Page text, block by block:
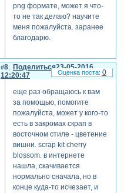
png формате, может я что-
то не так делаю? научите
меня пожалуйста. заранее
благодарю.
Поделиться
8
23-05-2016
12:20:47
еще раз обращаюсь к вам
за помощью, помогите
пожалуйста, может у кого-то
есть в закромах скрап в
восточном стиле - цветение
вишни. scrap kit cherry
blossom. в интернете
нашла, скачивается
нормально сначала, но в
конце куда-то исчезает, и
0